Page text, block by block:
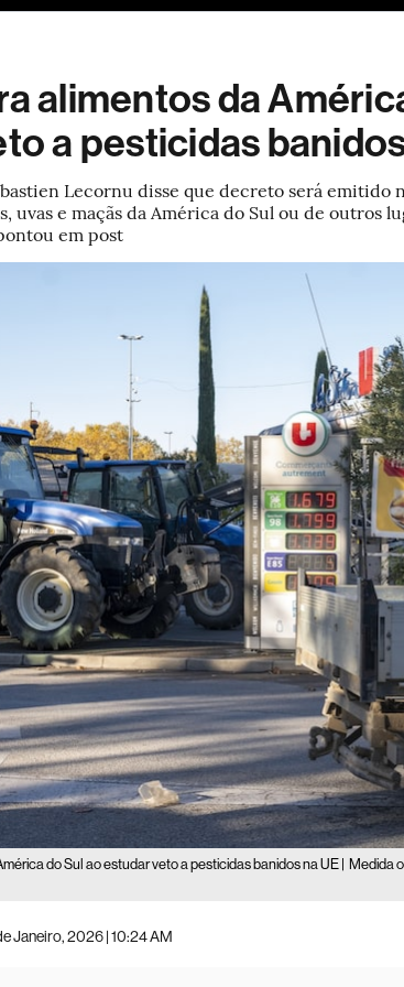
alimentos da
a pesticidas
Lecornu disse que decreto será emitido
uvas e maçãs da América do Sul ou de outros
em post
do Sul ao estudar veto a pesticidas banidos na UE |
Medida
Janeiro, 2026 | 10:24 AM